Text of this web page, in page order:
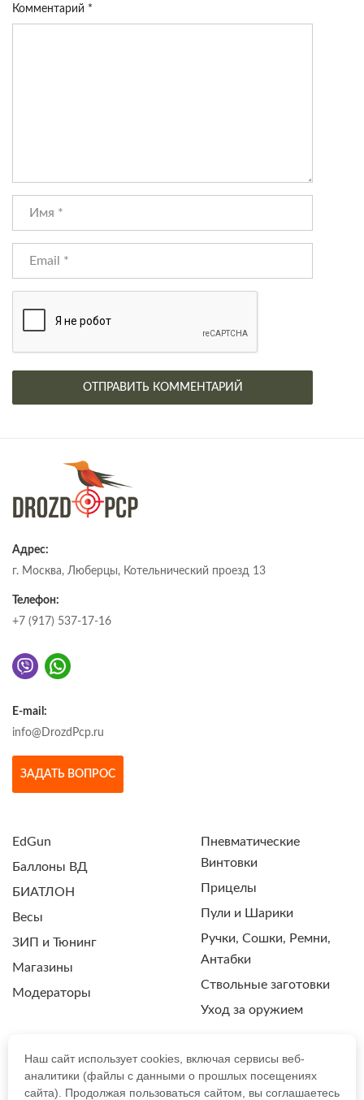
Комментарий *
Адрес:
г. Москва, Люберцы, Котельнический проезд 13
Телефон:
+7 (917) 537-17-16
E-mail:
info@DrozdPcp.ru
ЗАДАТЬ ВОПРОС
EdGun
Баллоны ВД
БИАТЛОН
Весы
ЗИП и Тюнинг
Магазины
Модераторы
Пневматические
Винтовки
Прицелы
Пули и Шарики
Ручки, Сошки, Ремни,
Антабки
Ствольные заготовки
Уход за оружием
ПОЛИТИКА КОНФИДЕНЦИАЛЬНОСТИ
Наш сайт использует cookies, включая сервисы веб-
аналитики (файлы с данными о прошлых посещениях
сайта). Продолжая пользоваться сайтом, вы соглашаетесь